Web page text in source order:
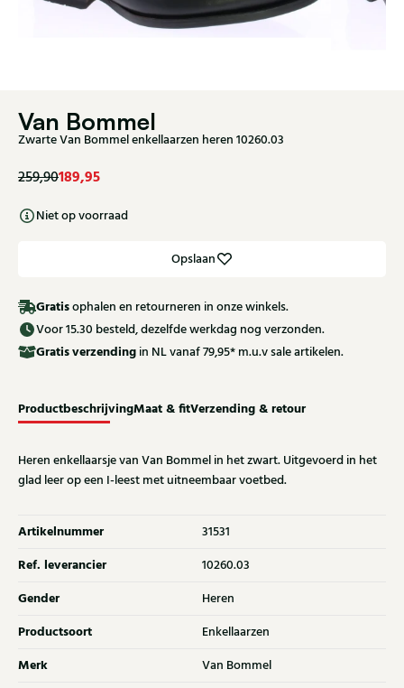
Van Bommel
Zwarte Van Bommel enkellaarzen heren 10260.03
259,90189,95
Niet op voorraad
Opslaan
Gratisophalen en retourneren in onze winkels.
Voor 15.30 besteld, dezelfde werkdag nog verzonden.
Gratisverzending in NL vanaf 79,95* m.u.v sale artikelen.
ProductbeschrijvingMaat & fitVerzending & retour
Heren enkellaarsje van Van Bommel in het zwart. Uitgevoerd in het
glad leer op een I-leest met uitneembaar voetbed.
Artikelnummer 31531
Ref. leverancier 10260.03
Gender Heren
Productsoort Enkellaarzen
Merk Van Bommel